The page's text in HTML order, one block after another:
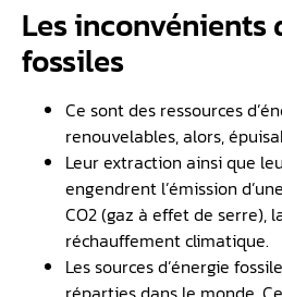
Les inconvénients
fossiles
Ce sont des ressources
renouvelables, alors,
Leur extraction ainsi que
engendrent l’émission
CO2 (gaz à effet de serre),
réchauffement climatique.
Les sources d’énergie